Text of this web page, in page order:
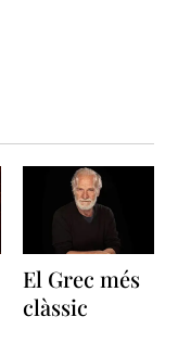
El Grec més
clàssic